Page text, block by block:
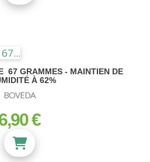
67 GRAMMES - MAINTIEN DE
À 62%
BOVEDA
€